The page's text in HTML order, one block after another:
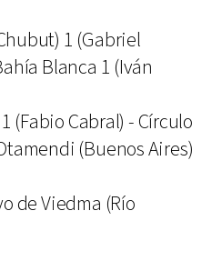
1 (Gabriel
Blanca 1 (Iván
(Fabio Cabral) - Círculo
(Buenos Aires)
de Viedma (Río